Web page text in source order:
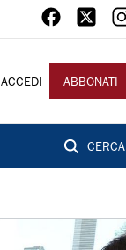
ACCEDI ABBONATI
CERCA